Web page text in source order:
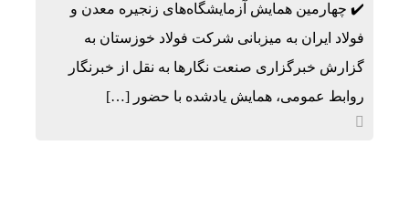
✔️ چهارمین همایش آزمایشگاه‌های زنجیره معدن و
فولاد ایران به میزبانی شرکت فولاد خوزستان به
گزارش خبرگزاری صنعت نگارها به نقل از خبرنگار
روابط عمومی، همایش یادشده با حضور […]